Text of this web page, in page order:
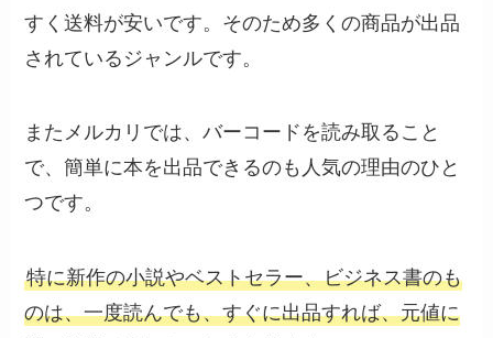
すく送料が安いです。そのため多くの商品が出品
されているジャンルです。
またメルカリでは、バーコードを読み取ること
で、簡単に本を出品できるのも人気の理由のひと
つです。
特に新作の小説やベストセラー、ビジネス書のも
のは、一度読んでも、すぐに出品すれば、元値に